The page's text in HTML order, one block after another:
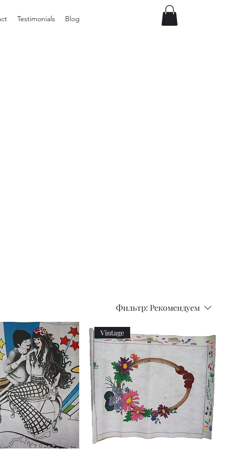
Testimonials Blog
Фильтр: Рекомендуем
Vintage